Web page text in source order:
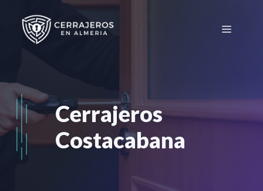
contenido
Menú
Cerrajeros
Costacabana